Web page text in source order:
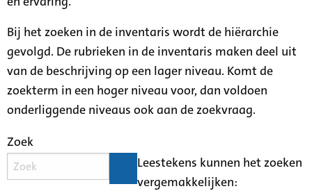
Bij het zoeken in de inventaris wordt de hiërarchie
gevolgd. De rubrieken in de inventaris maken deel uit
van de beschrijving op een lager niveau. Komt de
zoekterm in een hoger niveau voor, dan voldoen
onderliggende niveaus ook aan de zoekvraag.
Zoek
Leestekens kunnen het zoeken
vergemakkelijken: